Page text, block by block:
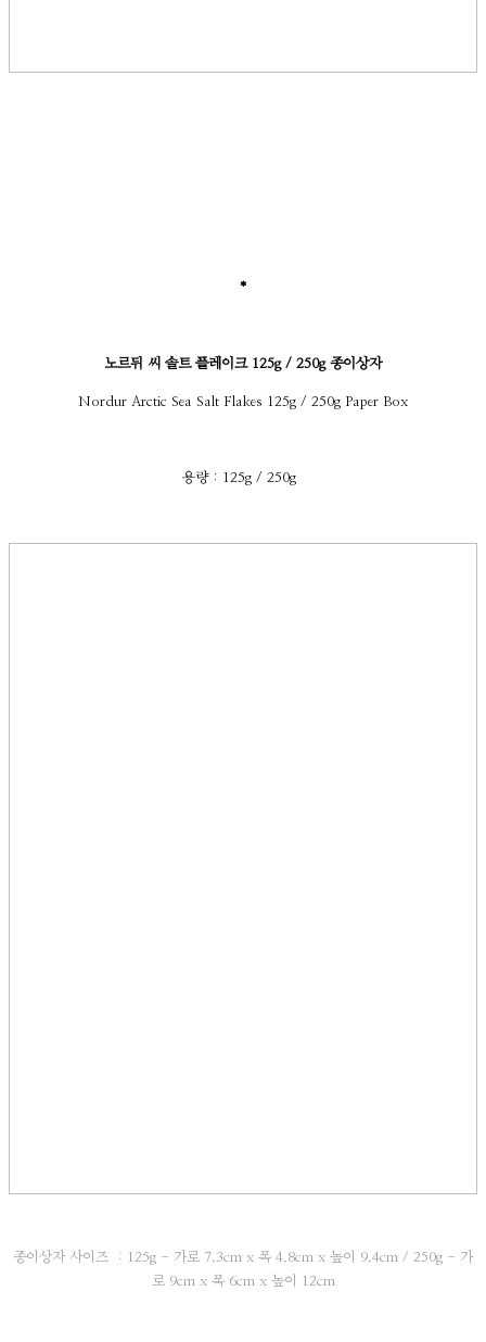
*
노르뒤 씨 솔트 플레이크 125g / 250g 종이상자
Nordur Arctic Sea Salt Flakes 125g / 250g Paper Box
용량 : 125g / 250g
종이상자 사이즈 : 125g - 가로 7.3cm x 폭 4.8cm x 높이 9.4cm / 250g - 가
로 9cm x 폭 6cm x 높이 12cm